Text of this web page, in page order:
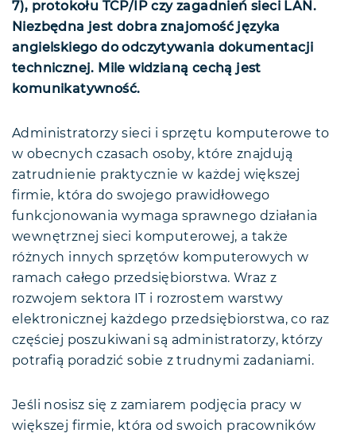
7), protokołu TCP/IP czy zagadnień sieci LAN.
Niezbędna jest dobra znajomość języka
angielskiego do odczytywania dokumentacji
technicznej. Mile widzianą cechą jest
komunikatywność.
Administratorzy sieci i sprzętu komputerowe to
w obecnych czasach osoby, które znajdują
zatrudnienie praktycznie w każdej większej
firmie, która do swojego prawidłowego
funkcjonowania wymaga sprawnego działania
wewnętrznej sieci komputerowej, a także
różnych innych sprzętów komputerowych w
ramach całego przedsiębiorstwa. Wraz z
rozwojem sektora IT i rozrostem warstwy
elektronicznej każdego przedsiębiorstwa, co raz
częściej poszukiwani są administratorzy, którzy
potrafią poradzić sobie z trudnymi zadaniami.
Jeśli nosisz się z zamiarem podjęcia pracy w
większej firmie, która od swoich pracowników